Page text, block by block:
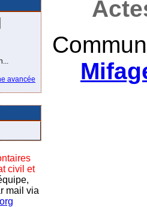
avancée
civil et
mail via